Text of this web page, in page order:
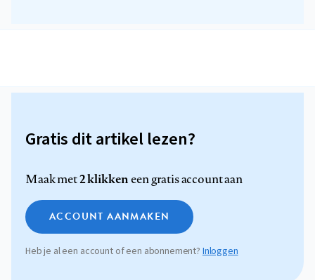
Gratis dit artikel lezen?
Maak met2 klikkeneen gratis account aan
ACCOUNT AANMAKEN
Heb je al een account of een abonnement? Inloggen